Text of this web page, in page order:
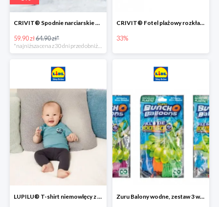
CRIVIT® Spodnie narciarskie dziewczęce
59.90 zł64.90 zł*
*najniższa cena z 30 dni przed obniżką
CRIVIT® Fotel plażowy rozkładany / Brodzik dziecięcy
33%
LUPILU® T-shirt niemowlęcy z biobawełny -39% Zuru Balony wodne, zestaw 3 wiązek -28%